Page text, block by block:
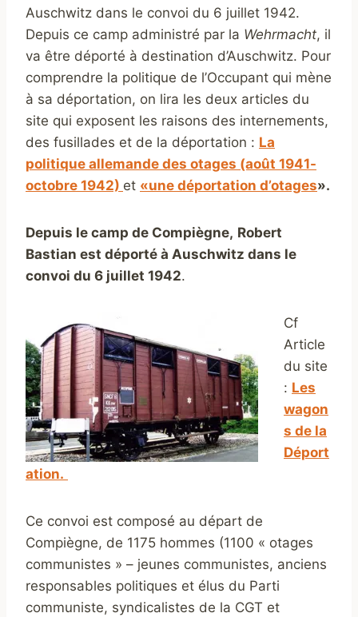
Auschwitz dans le convoi du 6 juillet 1942.
Depuis ce camp administré par la Wehrmacht, il
va être déporté à destination d’Auschwitz. Pour
comprendre la politique de l’Occupant qui mène
à sa déportation, on lira les deux articles du
site qui exposent les raisons des internements,
des fusillades et de la déportation : La
politique allemande des otages (août 1941-
octobre 1942) et «une déportation d’otages».
Depuis le camp de Compiègne, Robert
Bastian est déporté à Auschwitz dans le
convoi du 6 juillet 1942.
Cf
Article
du site
: Les
wagon
s de la
Déport
ation.
Ce convoi est composé au départ de
Compiègne, de 1175 hommes (1100 « otages
communistes » – jeunes communistes, anciens
responsables politiques et élus du Parti
communiste, syndicalistes de la CGT et